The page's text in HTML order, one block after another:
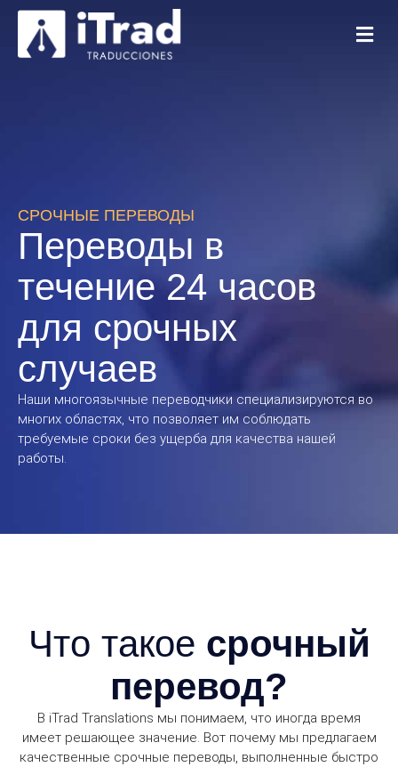
СРОЧНЫЕ ПЕРЕВОДЫ
Переводы в
течение 24 часов
для срочных
случаев
Наши многоязычные переводчики специализируются во
многих областях, что позволяет им соблюдать
требуемые сроки без ущерба для качества нашей
работы.
Что такое срочный
перевод?
В iTrad Translations мы понимаем, что иногда время
имеет решающее значение. Вот почему мы предлагаем
качественные срочные переводы, выполненные быстро